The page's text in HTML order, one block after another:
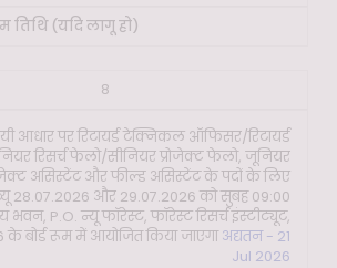
8
आधार पर रिटायर्ड टेक्निकल ऑफिसर/रिटायर्ड
रिसर्च फेलो/सीनियर प्रोजेक्ट फेलो, जूनियर
असिस्टेंट और फील्ड असिस्टेंट के पदों के लिए
28.07.2026 और 29.07.2026 को सुबह 09:00
भवन, P.O. न्यू फॉरेस्ट, फॉरेस्ट रिसर्च इंस्टीट्यूट,
बोर्ड रूम में आयोजित किया जाएगाअद्यतन - 21
Jul 2026